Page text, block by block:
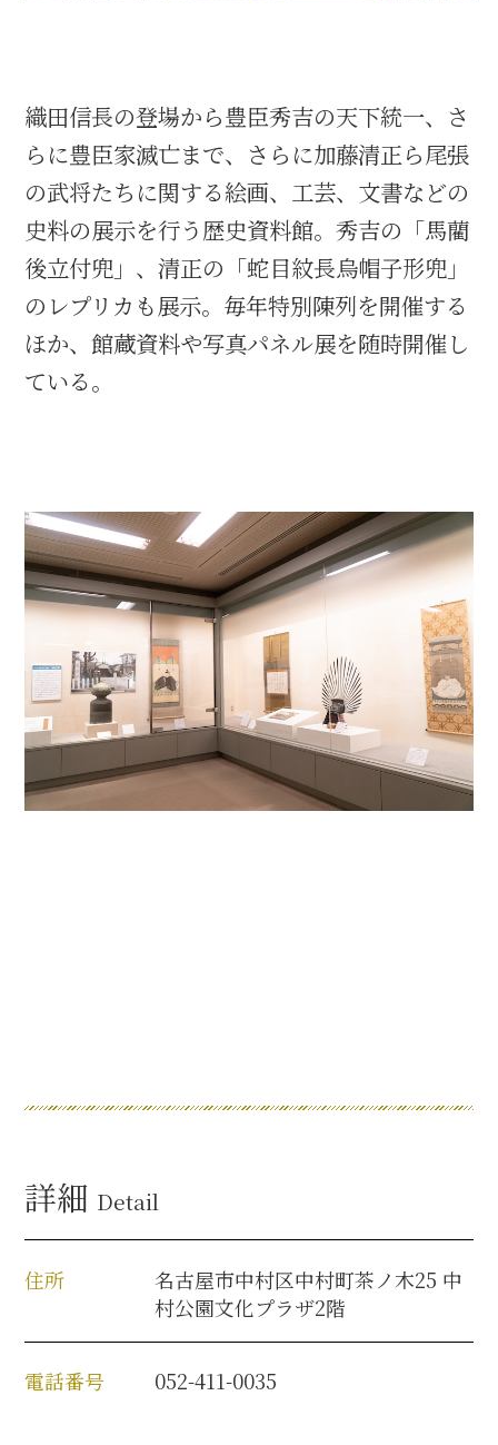
信長グルメ・土産一覧
信長攻路
徳川家康と名古屋の関係
家康関連 史跡 一覧
前田利家と名古屋の関係
利家関連 史跡 一覧
犬千代ルート
織田信長の登場から豊臣秀吉の天下統一、さ
らに豊臣家滅亡まで、さらに加藤清正ら尾張
の武将たちに関する絵画、工芸、文書などの
史料の展示を行う歴史資料館。秀吉の「馬藺
後立付兜」、清正の「蛇目紋長烏帽子形兜」
のレプリカも展示。毎年特別陳列を開催する
ほか、館蔵資料や写真パネル展を随時開催し
ている。
詳細 Detail
住所
名古屋市中村区中村町茶ノ木25 中
村公園文化プラザ2階
電話番号 052-411-0035